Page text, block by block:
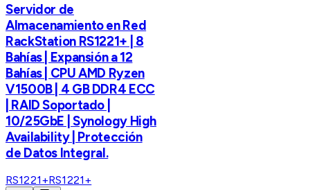
Servidor de
Almacenamiento en Red
RackStation RS1221+ | 8
Bahías | Expansión a 12
Bahías | CPU AMD Ryzen
V1500B | 4 GB DDR4 ECC
| RAID Soportado |
10/25GbE | Synology High
Availability | Protección
de Datos Integral.
RS1221+RS1221+